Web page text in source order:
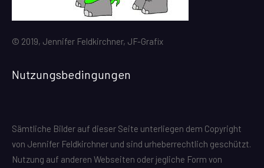
© 2019, Jennifer Feldkirchner, JF-Grafix
Nutzungsbedingungen
Sämtliche Bilder auf dieser Seite unterliegen dem Copyright
von Jennifer Feldkirchner und sind urheberrechtlich geschützt.
Nutzung auf anderen Webseiten oder jegliche Form von